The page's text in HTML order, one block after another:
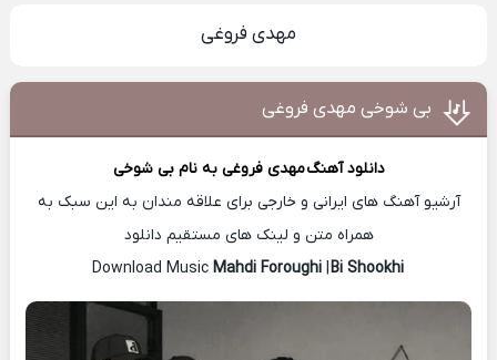
مهدی فروغی
بی شوخی مهدی فروغی
دانلود آهنگمهدی فروغی به نام بی شوخی
آرشیو آهنگ های ایرانی و خارجی برای علاقه مندان به این سبک به
همراه متن و لینک های مستقیم دانلود
Mahdi Foroughi |Bi Shookhi